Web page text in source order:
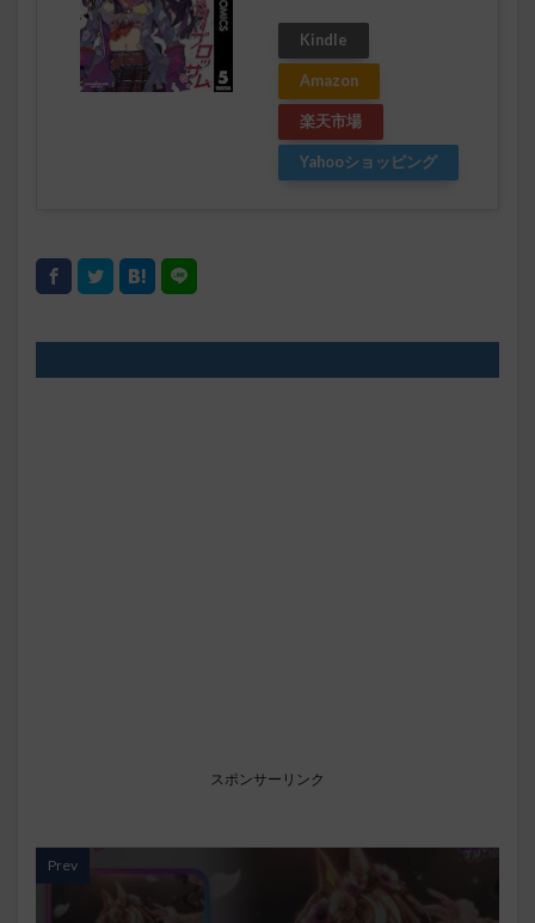
Kindle
Amazon
楽天市場
Yahooショッピング
スポンサーリンク
Prev